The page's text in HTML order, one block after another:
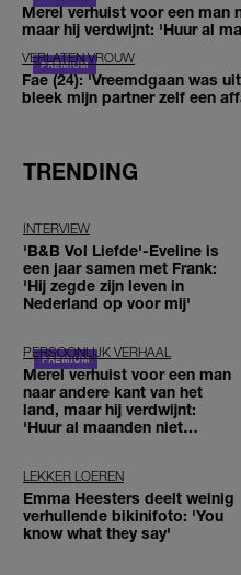
Merel verhuist voor een man
maar hij verdwijnt: 'Huur al
VERLATEN VROUW
Fae (24): 'Vreemdgaan was
bleek mijn partner zelf een
TRENDING
INTERVIEW
'B&B Vol Liefde'-Eveline is
een jaar samen met Frank:
'Hij zegde zijn leven in
Nederland op voor mij'
PERSOONLIJK VERHAAL
Merel verhuist voor een man
naar andere kant van het
land, maar hij verdwijnt:
'Huur al maanden niet
LEKKER LOEREN
Emma Heesters deelt weinig
verhullende bikinifoto: 'You
know what they say'